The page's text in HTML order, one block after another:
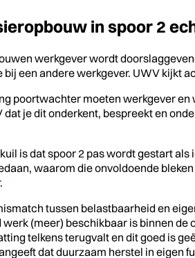
in spoor 2
werkgever wordt
een andere werkgever. UWV kijkt
poortwachter moeten werkgever
je dit onderkent, bespreekt en
is dat spoor 2 pas wordt gestart
waarom die onvoldoende
.
tussen belastbaarheid en
werk (meer) beschikbaar is binnen de
telkens terugvalt en dit goed is
dat duurzaam herstel in eigen